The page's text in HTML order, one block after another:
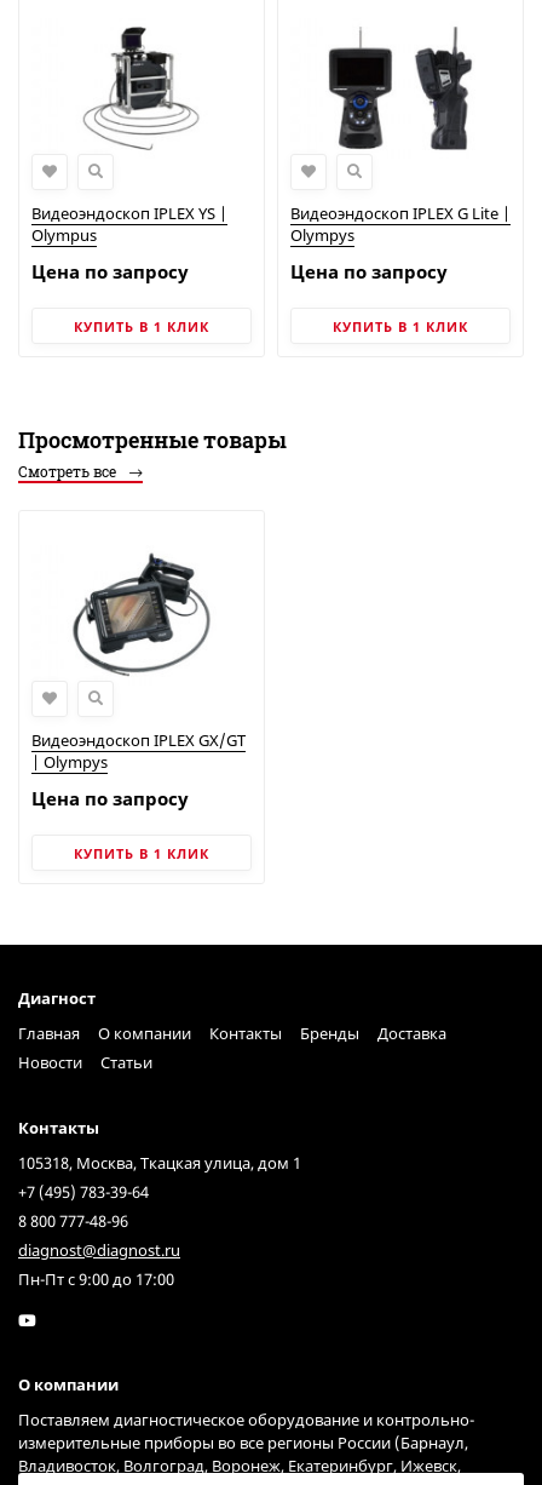
Видеоэндоскоп IPLEX YS |
Olympus
Цена по запросу
КУПИТЬ В 1 КЛИК
Видеоэндоскоп IPLEX G Lite |
Olympys
Цена по запросу
КУПИТЬ В 1 КЛИК
Просмотренные товары
Смотреть все
Видеоэндоскоп IPLEX GX/GT
| Olympys
Цена по запросу
КУПИТЬ В 1 КЛИК
Диагност
Главная
О компании Контакты Бренды
Доставка
Новости
Статьи
Контакты
105318, Москва, Ткацкая улица, дом 1
+7 (495) 783-39-64
8 800 777-48-96
diagnost@diagnost.ru
Пн-Пт с 9:00 до 17:00
О компании
Поставляем диагностическое оборудование и контрольно-
измерительные приборы во все регионы России (Барнаул,
Владивосток, Волгоград, Воронеж, Екатеринбург, Ижевск,